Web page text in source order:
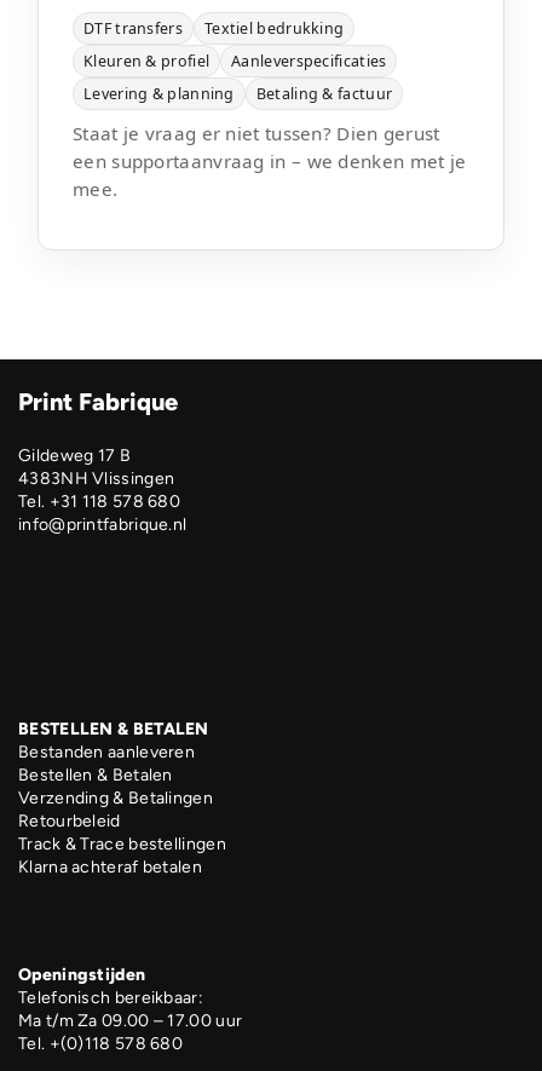
DTF transfers
Textiel bedrukking
Kleuren & profiel
Aanleverspecificaties
Levering & planning
Betaling & factuur
Staat je vraag er niet tussen? Dien gerust
een supportaanvraag in – we denken met je
mee.
Print Fabrique
Gildeweg 17 B
4383NH Vlissingen
Tel. +31 118 578 680
info@printfabrique.nl
BESTELLEN & BETALEN
Bestanden aanleveren
Bestellen & Betalen
Verzending & Betalingen
Retourbeleid
Track & Trace bestellingen
Klarna achteraf betalen
Openingstijden
Telefonisch bereikbaar:
Ma t/m Za 09.00 – 17.00 uur
Tel. +(0)118 578 680